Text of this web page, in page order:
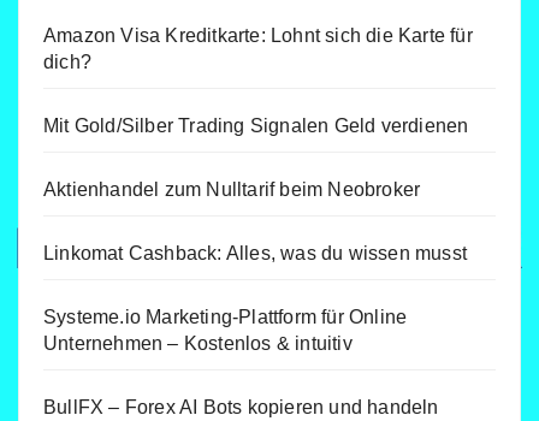
Amazon Visa Kreditkarte: Lohnt sich die Karte für
dich?
Mit Gold/Silber Trading Signalen Geld verdienen
Aktienhandel zum Nulltarif beim Neobroker
Linkomat Cashback: Alles, was du wissen musst
Systeme.io Marketing-Plattform für Online
Unternehmen – Kostenlos & intuitiv
BullFX – Forex AI Bots kopieren und handeln